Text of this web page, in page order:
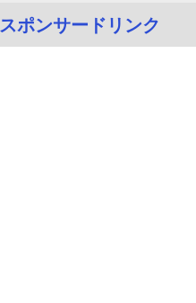
スポンサードリンク